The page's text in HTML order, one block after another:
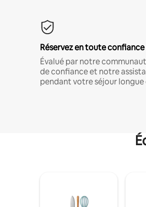
Réservez en toute confiance
Évalué par notre
de confiance et notre
pendant votre séjour longue